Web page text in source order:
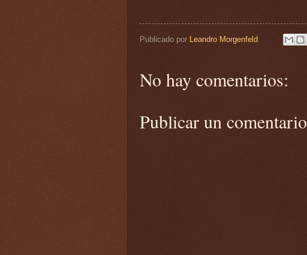
Publicado por Leandro Morgenfeld
No hay comentarios:
Publicar un comentario